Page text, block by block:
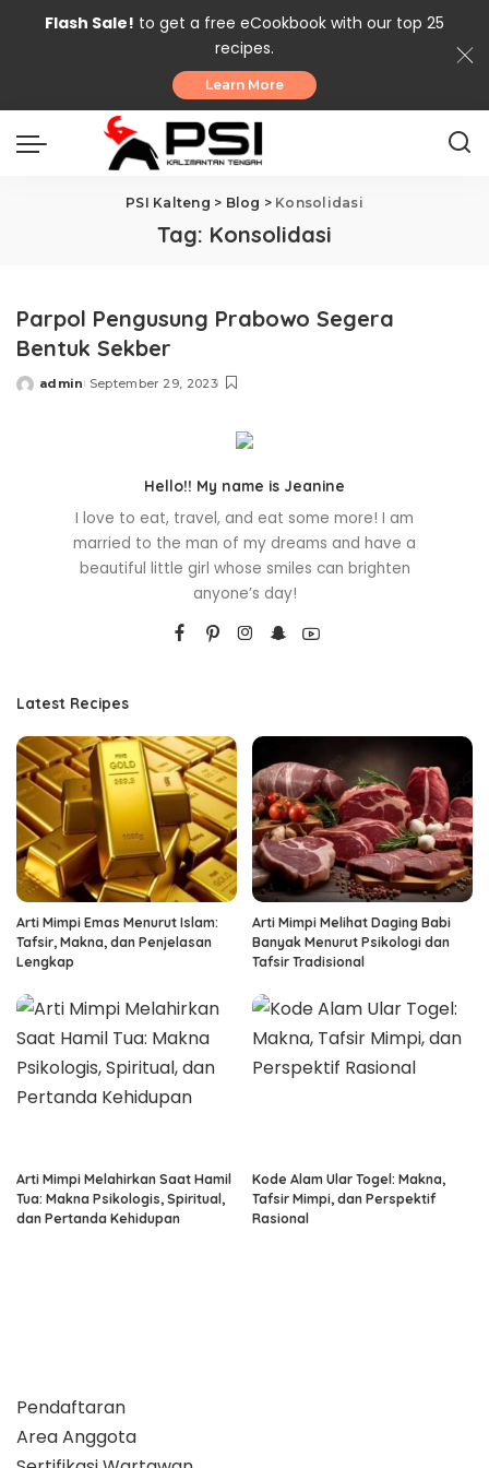
Flash Sale! to get a free eCookbook with our top 25
recipes.
Learn More
PSI Kalteng > Blog > Konsolidasi
Tag: Konsolidasi
Parpol Pengusung Prabowo Segera
Bentuk Sekber
Posted
admin September 29, 2023
Hello!! My name is Jeanine
I love to eat, travel, and eat some more! I am
married to the man of my dreams and have a
beautiful little girl whose smiles can brighten
anyone’s day!
Latest Recipes
Arti Mimpi Emas Menurut Islam:
Tafsir, Makna, dan Penjelasan
Lengkap
Arti Mimpi Melihat Daging Babi
Banyak Menurut Psikologi dan
Tafsir Tradisional
Arti Mimpi Melahirkan Saat Hamil
Tua: Makna Psikologis, Spiritual,
dan Pertanda Kehidupan
Kode Alam Ular Togel: Makna,
Tafsir Mimpi, dan Perspektif
Rasional
Pendaftaran
Area Anggota